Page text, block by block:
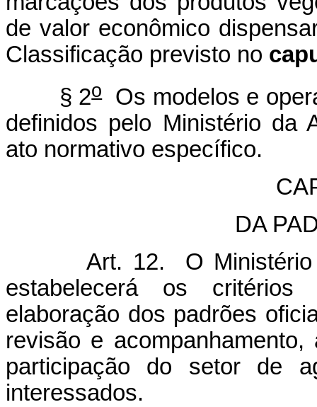
de valor econômico
Classificação previsto no
§ 2oOs modelos e
definidos pelo Ministério da
ato normativo específico.
DA
Art. 12. O Ministério da
estabelecerá os critérios
elaboração dos padrões
revisão e
participação do setor de
interessados.